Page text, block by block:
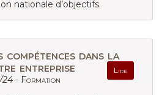
nationale d’objectifs.
compétences dans la
entreprise
Lire
24 - Formation